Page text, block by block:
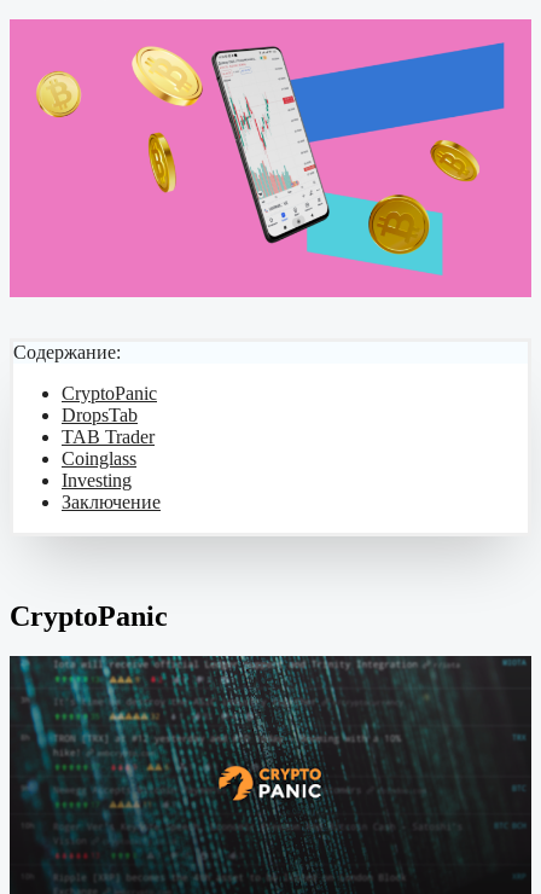
Содержание:
CryptoPanic
DropsTab
TAB Trader
Coinglass
Investing
Заключение
CryptoPanic